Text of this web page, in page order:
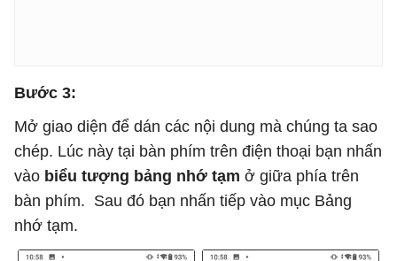
Bước 3:
Mở giao diện để dán các nội dung mà chúng ta sao
chép. Lúc này tại bàn phím trên điện thoại bạn nhấn
vào biểu tượng bảng nhớ tạm ở giữa phía trên
bàn phím. Sau đó bạn nhấn tiếp vào mục Bảng
nhớ tạm.